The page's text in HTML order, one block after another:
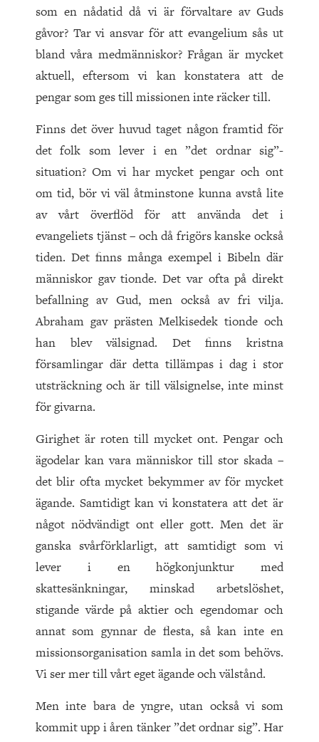
som en nådatid då vi är förvaltare av Guds
gåvor? Tar vi ansvar för att evangelium sås ut
bland våra medmänniskor? Frågan är mycket
aktuell, eftersom vi kan konstatera att de
pengar som ges till missionen inte räcker till.
Finns det över huvud taget någon framtid för
det folk som lever i en ”det ordnar sig”-
situation? Om vi har mycket pengar och ont
om tid, bör vi väl åtminstone kunna avstå lite
av vårt överflöd för att använda det i
evangeliets tjänst – och då frigörs kanske också
tiden. Det finns många exempel i Bibeln där
människor gav tionde. Det var ofta på direkt
befallning av Gud, men också av fri vilja.
Abraham gav prästen Melkisedek tionde och
han blev välsignad. Det finns kristna
församlingar där detta tillämpas i dag i stor
utsträckning och är till välsignelse, inte minst
för givarna.
Girighet är roten till mycket ont. Pengar och
ägodelar kan vara människor till stor skada –
det blir ofta mycket bekymmer av för mycket
ägande. Samtidigt kan vi konstatera att det är
något nödvändigt ont eller gott. Men det är
ganska svårförklarligt, att samtidigt som vi
lever i en högkonjunktur med
skattesänkningar, minskad arbetslöshet,
stigande värde på aktier och egendomar och
annat som gynnar de flesta, så kan inte en
missionsorganisation samla in det som behövs.
Vi ser mer till vårt eget ägande och välstånd.
Men inte bara de yngre, utan också vi som
kommit upp i åren tänker ”det ordnar sig”. Har